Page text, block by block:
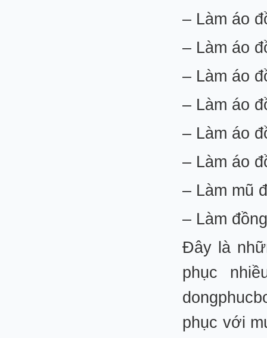
– Làm áo
– Làm áo
– Làm áo
– Làm áo
– Làm áo
– Làm áo
– Làm mũ
– Làm
Đây là
phục
phục với